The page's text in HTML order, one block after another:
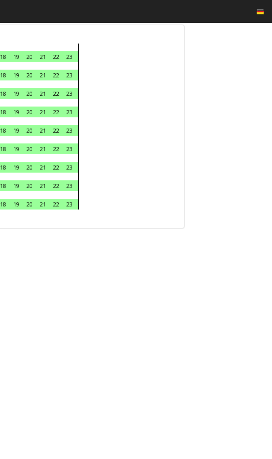
18 19 20 21 22
23
18 19 20 21 22
23
18 19 20 21 22
23
18 19 20 21 22
23
18 19 20 21 22
23
18 19 20 21 22
23
18 19 20 21 22
23
18 19 20 21 22
23
18 19 20 21 22
23